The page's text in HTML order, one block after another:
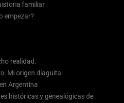
familiar
empezar?
realidad.
Mi origen diaguita
Argentina
históricas y genealógicas de